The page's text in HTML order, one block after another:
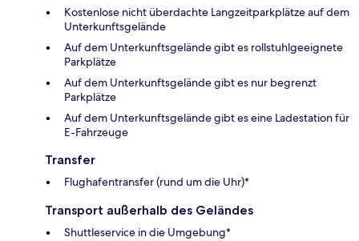
Kostenlose nicht überdachte Langzeitparkplätze auf dem
Unterkunftsgelände
Auf dem Unterkunftsgelände gibt es rollstuhlgeeignete
Parkplätze
Auf dem Unterkunftsgelände gibt es nur begrenzt
Parkplätze
Auf dem Unterkunftsgelände gibt es eine Ladestation für
E-Fahrzeuge
Transfer
Flughafentransfer (rund um die Uhr)*
Transport außerhalb des Geländes
Shuttleservice in die Umgebung*